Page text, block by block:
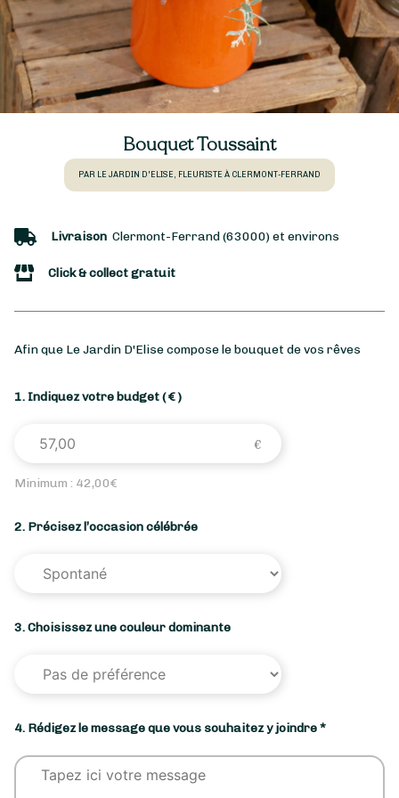
Bouquet Toussaint
PAR LE JARDIN D'ELISE, FLEURISTE À CLERMONT-FERRAND
Livraison Clermont-Ferrand (63000) et environs
Click & collect gratuit
Afin que Le Jardin D'Elise compose le bouquet de vos rêves
1. Indiquez votre budget( € )
Minimum : 42,00€
2. Précisez l’occasion célébrée
3. Choisissez une couleur dominante
4. Rédigez le message que vous souhaitez y joindre *